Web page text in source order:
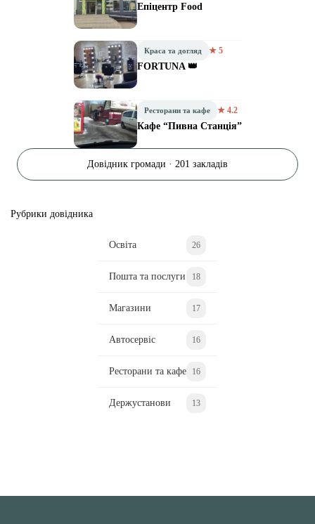
Епіцентр Food
Краса та догляд ★ 5
FORTUNA 👑
Ресторани та кафе ★ 4.2
Кафе “Пивна Станція”
Довідник громади · 201 закладів
Рубрики довідника
Освіта 26
Пошта та послуги 18
Магазини 17
Автосервіс 16
Ресторани та кафе 16
Держустанови 13